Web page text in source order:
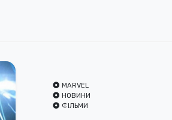
MARVEL
НОВИНИ
ФІЛЬМИ